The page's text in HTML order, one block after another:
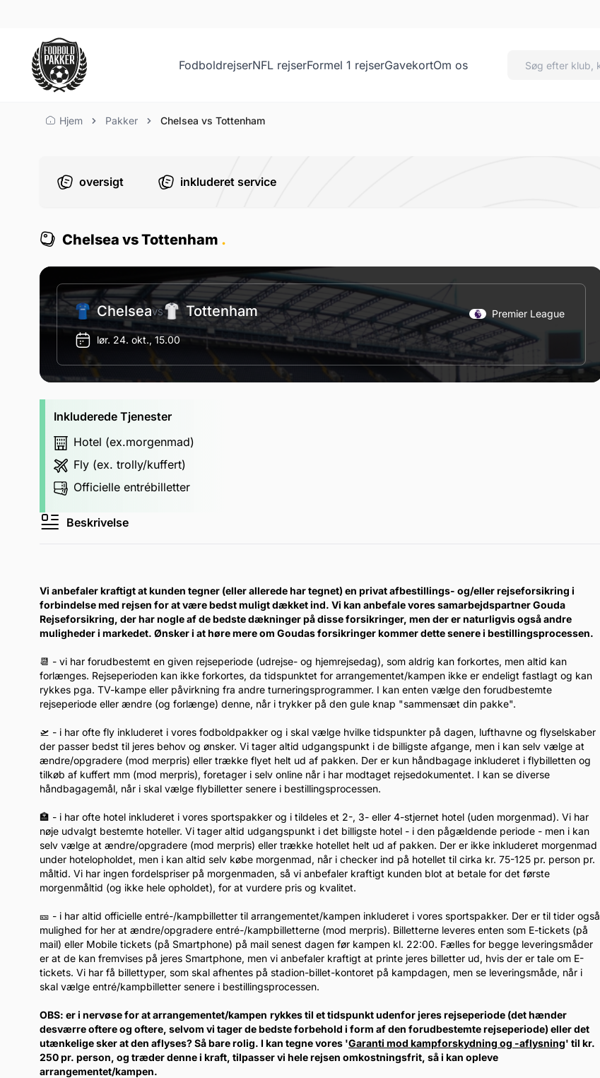
FodboldrejserNFL rejserFormel 1 rejserGavekortOm os
Chelsea vs Tottenham
Hjem Pakker Chelsea vs Tottenham
oversigt inkluderet service
Chelsea vs Tottenham .
ChelseaVS Tottenham
lør. 24. okt., 15.00
Premier League
Inkluderede Tjenester
Hotel (ex.morgenmad)
Fly (ex. trolly/kuffert)
Officielle entrébilletter
Beskrivelse
Vi anbefaler kraftigt at kunden tegner (eller allerede har tegnet) en privat afbestillings- og/eller rejseforsikring i
forbindelse med rejsen for at være bedst muligt dækket ind. Vi kan anbefale vores samarbejdspartner Gouda
Rejseforsikring, der har nogle af de bedste dækninger på disse forsikringer, men der er naturligvis også andre
muligheder i markedet. Ønsker i at høre mere om Goudas forsikringer kommer dette senere i bestillingsprocessen.
📆 - vi har forudbestemt en given rejseperiode (udrejse- og hjemrejsedag), som aldrig kan forkortes, men altid kan
forlænges. Rejseperioden kan ikke forkortes, da tidspunktet for arrangementet/kampen ikke er endeligt fastlagt og kan
rykkes pga. TV-kampe eller påvirkning fra andre turneringsprogrammer. I kan enten vælge den forudbestemte
rejseperiode eller ændre (og forlænge) denne, når i trykker på den gule knap "sammensæt din pakke".
🛫 - i har ofte fly inkluderet i vores fodboldpakker og i skal vælge hvilke tidspunkter på dagen, lufthavne og flyselskaber
der passer bedst til jeres behov og ønsker. Vi tager altid udgangspunkt i de billigste afgange, men i kan selv vælge at
ændre/opgradere (mod merpris) eller trække flyet helt ud af pakken. Der er kun håndbagage inkluderet i flybilletten og
tilkøb af kuffert mm (mod merpris), foretager i selv online når i har modtaget rejsedokumentet. I kan se diverse
håndbagagemål, når i skal vælge flybilletter senere i bestillingsprocessen.
🏣 - i har ofte hotel inkluderet i vores sportspakker og i tildeles et 2-, 3- eller 4-stjernet hotel (uden morgenmad). Vi har
nøje udvalgt bestemte hoteller. Vi tager altid udgangspunkt i det billigste hotel - i den pågældende periode - men i kan
selv vælge at ændre/opgradere (mod merpris) eller trække hotellet helt ud af pakken. Der er ikke inkluderet morgenmad
under hotelopholdet, men i kan altid selv købe morgenmad, når i checker ind på hotellet til cirka kr. 75-125 pr. person pr.
måltid. Vi har ingen fordelspriser på morgenmaden, så vi anbefaler kraftigt kunden blot at betale for det første
morgenmåltid (og ikke hele opholdet), for at vurdere pris og kvalitet.
🎫 - i har altid officielle entré-/kampbilletter til arrangementet/kampen inkluderet i vores sportspakker. Der er til tider også
mulighed for her at ændre/opgradere entré-/kampbilletterne (mod merpris). Billetterne leveres enten som E-tickets (på
mail) eller Mobile tickets (på Smartphone) på mail senest dagen før kampen kl. 22:00. Fælles for begge leveringsmåder
er at de kan fremvises på jeres Smartphone, men vi anbefaler kraftigt at printe jeres billetter ud, hvis der er tale om E-
tickets. Vi har få billettyper, som skal afhentes på stadion-billet-kontoret på kampdagen, men se leveringsmåde, når i
skal vælge entré/kampbilletter senere i bestillingsprocessen.
OBS: er i nervøse for at arrangementet/kampen rykkes til et tidspunkt udenfor jeres rejseperiode (det hænder
desværre oftere og oftere, selvom vi tager de bedste forbehold i form af den forudbestemte rejseperiode) eller det
utænkelige sker at den aflyses? Så bare rolig. I kan tegne vores 'Garanti mod kampforskydning og -aflysning' til kr.
250 pr. person, og træder denne i kraft, tilpasser vi hele rejsen omkostningsfrit, så i kan opleve
arrangementet/kampen.